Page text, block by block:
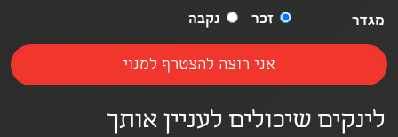
מגדר
זכר נקבה
לינקים שיכולים לעניין אותך